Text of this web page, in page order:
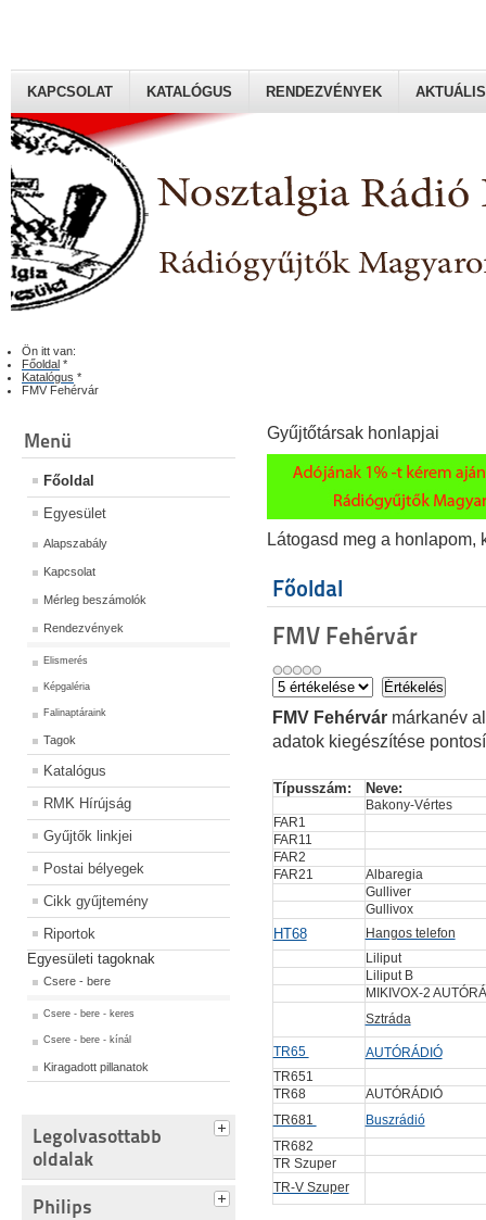
Rádiógyűjtők Magyaroszági Klubja
KAPCSOLAT KATALÓGUS RENDEZVÉNYEK AKTUÁLIS
Ön itt van:
Főoldal *
Katalógus *
FMV Fehérvár
Menü
Főoldal
Egyesület
Alapszabály
Kapcsolat
Mérleg beszámolók
Rendezvények
Elismerés
Képgaléria
Falinaptáraink
Tagok
Katalógus
RMK Hírújság
Gyűjtők linkjei
Postai bélyegek
Cikk gyűjtemény
Riportok
Egyesületi tagoknak
Csere - bere
Csere - bere - keres
Csere - bere - kínál
Kiragadott pillanatok
Legolvasottabb
oldalak
Philips
Gyűjtőtársak honlapjai
Látogasd meg a honlapom,
Főoldal
FMV Fehérvár
FMV Fehérvármárkanév
adatok kiegészítése
Típusszám: Neve:
Bakony-Vértes
FAR1
FAR11
FAR2
FAR21
Albaregia
Gulliver
Gullivox
HT68
Hangos telefon
Liliput
Liliput B
MIKIVOX-2
Sztráda
TR65
AUTÓRÁDIÓ
TR651
TR68
AUTÓRÁDIÓ
TR681
Buszrádió
TR682
TR Szuper
TR-V Szuper